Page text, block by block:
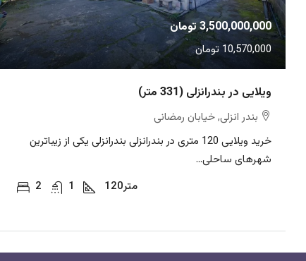
3,500,000,000 تومان
10,570,000 تومان
ویلایی در بندرانزلی (331 متر)
بندر انزلی, خیابان رمضانی
خرید ویلایی 120 متری در بندرانزلی بندرانزلی یکی از زیباترین
شهرهای ساحلی...
2
1 120متر